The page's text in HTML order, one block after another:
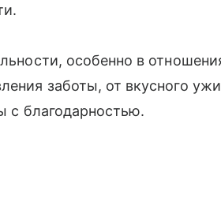
особенно в
заботы, от вкусного
с благодарностью.